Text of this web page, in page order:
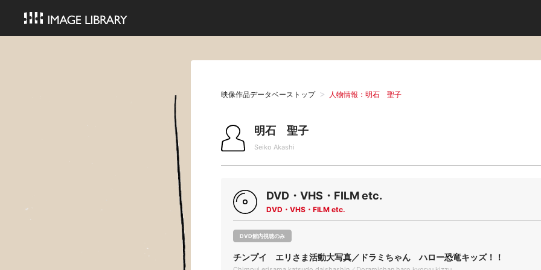
映像作品データベーストップ 人物情報：明石 聖子
明石 聖子
Seiko Akashi
DVD・VHS・FILM etc.
DVD・VHS・FILM etc.
DVD館内視聴のみ
チンプイ エリさま活動大写真／ドラミちゃん ハロー恐竜キッズ！！